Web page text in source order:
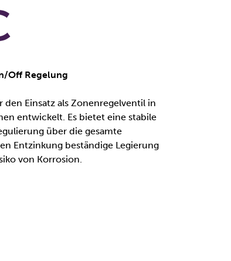
Off Regelung
den Einsatz als Zonenregelventil in
entwickelt. Es bietet eine stabile
über die gesamte
Entzinkung beständige Legierung
von Korrosion.